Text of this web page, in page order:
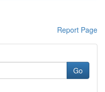
Report Page
Go